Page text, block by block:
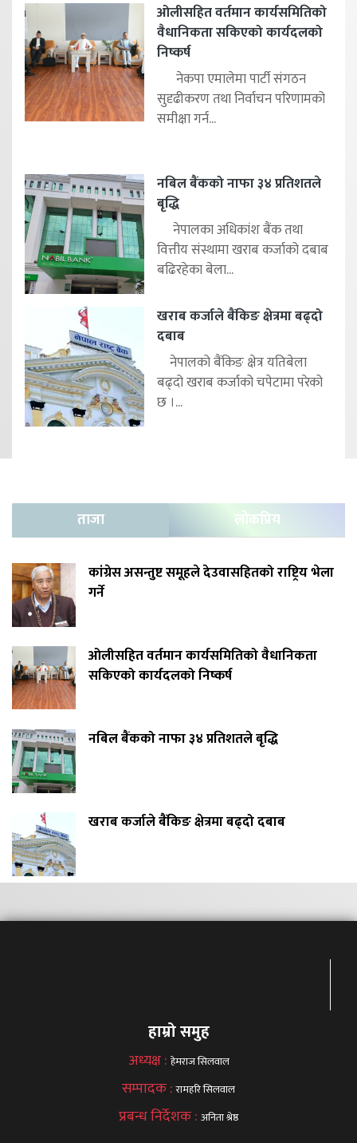
ओलीसहित वर्तमान कार्यसमितिको
वैधानिकता सकिएको कार्यदलको
निष्कर्ष
नेकपा एमालेमा पार्टी संगठन
सुदृढीकरण तथा निर्वाचन परिणामको
समीक्षा गर्न...
नबिल बैंकको नाफा ३४ प्रतिशतले
बृद्धि
नेपालका अधिकांश बैंक तथा
वित्तीय संस्थामा खराब कर्जाको दबाब
बढिरहेका बेला...
खराब कर्जाले बैंकिङ क्षेत्रमा बढ्दो
दबाब
नेपालको बैंकिङ क्षेत्र यतिबेला
बढ्दो खराब कर्जाको चपेटामा परेको
छ ।...
ताजा लोकप्रिय
कांग्रेस असन्तुष्ट समूहले देउवासहितको राष्ट्रिय भेला
गर्ने
ओलीसहित वर्तमान कार्यसमितिको वैधानिकता
सकिएको कार्यदलको निष्कर्ष
नबिल बैंकको नाफा ३४ प्रतिशतले बृद्धि
खराब कर्जाले बैंकिङ क्षेत्रमा बढ्दो दबाब
हाम्रो समुह
अध्यक्ष : हेमराज सिलवाल
सम्पादक :रामहरि सिलवाल
प्रबन्ध निर्देशक : अनिता श्रेष्ठ